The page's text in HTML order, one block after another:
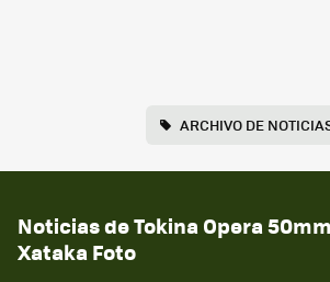
ARCHIVO DE
Noticias de Tokina Opera
Xataka Foto